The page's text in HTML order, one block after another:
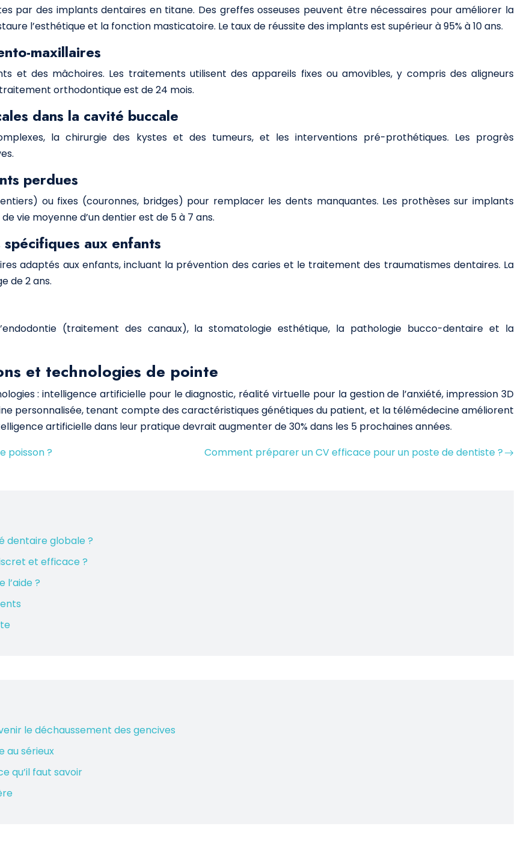
par des implants dentaires en titane. Des greffes osseuses peuvent être nécessaires pour améliorer la
l’esthétique et la fonction masticatoire. Le taux de réussite des implants est supérieur à 95% à 10 ans.
maxillaires
et des mâchoires. Les traitements utilisent des appareils fixes ou amovibles, y compris des aligneurs
orthodontique est de 24 mois.
dans la cavité buccale
la chirurgie des kystes et des tumeurs, et les interventions pré-prothétiques. Les progrès
perdues
ou fixes (couronnes, bridges) pour remplacer les dents manquantes. Les prothèses sur implants
vie moyenne d’un dentier est de 5 à 7 ans.
aux enfants
adaptés aux enfants, incluant la prévention des caries et le traitement des traumatismes dentaires. La
de 2 ans.
(traitement des canaux), la stomatologie esthétique, la pathologie bucco-dentaire et la
et technologies de pointe
: intelligence artificielle pour le diagnostic, réalité virtuelle pour la gestion de l’anxiété, impression 3D
personnalisée, tenant compte des caractéristiques génétiques du patient, et la télémédecine améliorent
artificielle dans leur pratique devrait augmenter de 30% dans les 5 prochaines années.
poisson ?
Comment préparer un CV efficace pour un poste de dentiste ?
dentaire globale ?
et efficace ?
l’aide ?
le déchaussement des gencives
au sérieux
qu’il faut savoir